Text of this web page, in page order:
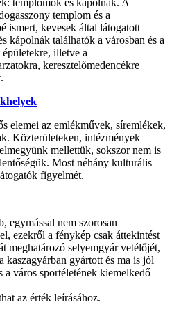
templom és a
ismert, kevesek által látogatott
kápolnák találhatók a városban és a
illetve a
keresztelőmedencékre
elemei az emlékművek, síremlékek,
Közterületeken, intézmények
mellettük, sokszor nem is
Most néhány kulturális
figyelmét.
egymással nem szorosan
ezekről a fénykép csak áttekintést
meghatározó selyemgyár vetélőjét,
gyártott és ma is jól
a város sportéletének kiemelkedő
az érték leírásához.